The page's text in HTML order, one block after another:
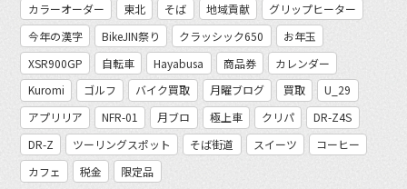
カラーオーダー
東北 そば 地域貢献
グリップヒーター
今年の漢字
BikeJIN祭り クラッシック650
お年玉
XSR900GP
自転車 Hayabusa 商品券
カレンダー
Kuromi
ゴルフ バイク買取 月曜ブログ 買取
U_29
アプリリア
NFR-01 月ブロ 極上車 クリパ
DR-Z4S
DR-Z
ツーリングスポット そば街道 スイーツ
コーヒー
カフェ
税金 限定品